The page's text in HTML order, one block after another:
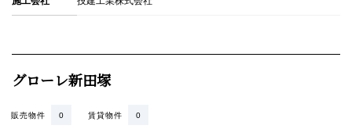
グローレ新田塚
賃貸物件 0
販売物件 0